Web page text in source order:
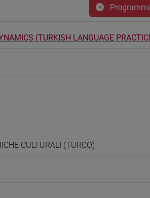
(TURKISH LANGUAGE
CULTURALI (TURCO)